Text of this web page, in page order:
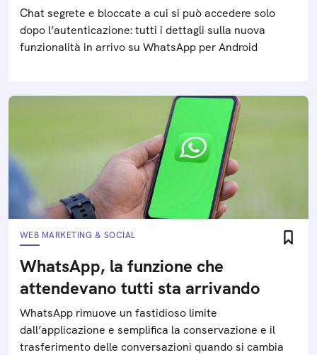
Chat segrete e bloccate a cui si può accedere solo
dopo l’autenticazione: tutti i dettagli sulla nuova
funzionalità in arrivo su WhatsApp per Android
WEB MARKETING & SOCIAL
WhatsApp, la funzione che
attendevano tutti sta arrivando
WhatsApp rimuove un fastidioso limite
dall’applicazione e semplifica la conservazione e il
trasferimento delle conversazioni quando si cambia